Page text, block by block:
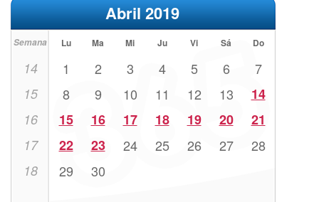
Abril 2019
Semana Lu Ma Mi Ju Vi Sá Do
14 1 2 3 4 5 6 7
15 8 9 10 11 12 13 14
16 15 16 17 18 19 20 21
17 22 23 24 25 26 27 28
18 29 30